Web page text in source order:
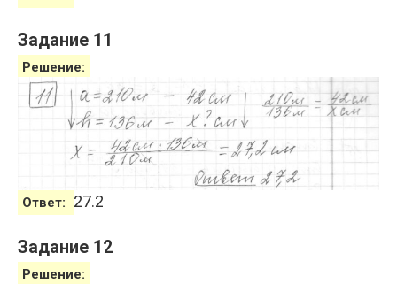
Задание 11
Решение:
Ответ: 27.2
Задание 12
Решение: